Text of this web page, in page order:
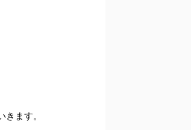
ます。